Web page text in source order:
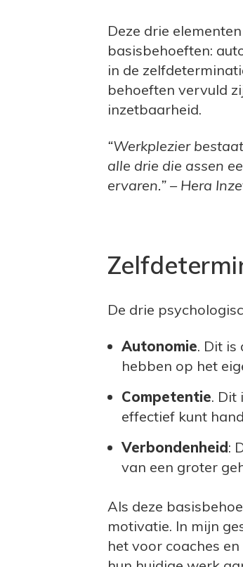
Deze drie
basisbehoeften:
in de
behoeften vervuld
inzetbaarheid.
“Werkplezier
alle drie die assen
ervaren.” – Hera
De drie
Autonomie. Dit is
hebben op het
Competentie. Dit
effectief kunt
Verbondenheid:
van een groter
Als deze
motivatie. In mijn
het voor coaches